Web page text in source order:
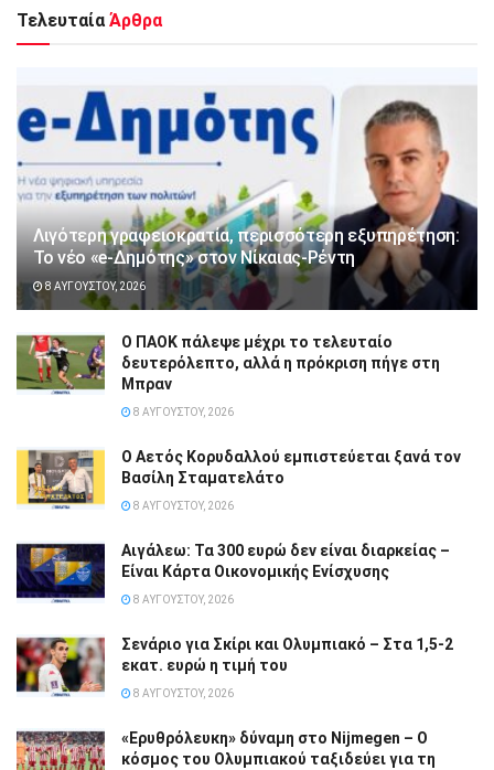
Τελευταία Άρθρα
Λιγότερη γραφειοκρατία, περισσότερη εξυπηρέτηση:
Το νέο «e-Δημότης» στον Νίκαιας-Ρέντη
8 ΑΥΓΟΎΣΤΟΥ, 2026
Ο ΠΑΟΚ πάλεψε μέχρι το τελευταίο
δευτερόλεπτο, αλλά η πρόκριση πήγε στη
Μπραν
8 ΑΥΓΟΎΣΤΟΥ, 2026
Ο Αετός Κορυδαλλού εμπιστεύεται ξανά τον
Βασίλη Σταματελάτο
8 ΑΥΓΟΎΣΤΟΥ, 2026
Αιγάλεω: Τα 300 ευρώ δεν είναι διαρκείας –
Είναι Κάρτα Οικονομικής Ενίσχυσης
8 ΑΥΓΟΎΣΤΟΥ, 2026
Σενάριο για Σκίρι και Ολυμπιακό – Στα 1,5-2
εκατ. ευρώ η τιμή του
8 ΑΥΓΟΎΣΤΟΥ, 2026
«Ερυθρόλευκη» δύναμη στο Nijmegen – Ο
κόσμος του Ολυμπιακού ταξιδεύει για τη